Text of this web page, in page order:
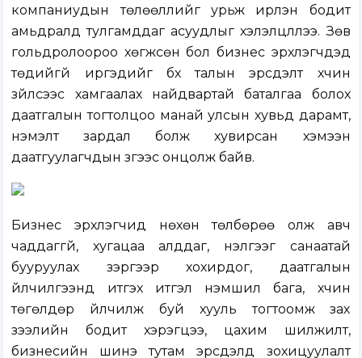
компаниудын төлөөллийг урьж ирүүлэн бодит
амьдралд тулгамддаг асуудлыг хэлэлцүүллээ. Зөв
гольдролоороо хөгжсөн бол бизнес эрхлэгчдэд
төдийгүй иргэдийг бүх талын эрсдэлт хүчин
зүйлсээс хамгаалах найдвартай баталгаа болох
даатгалын тогтолцоо манай улсын хувьд дарамт,
нэмэлт зардал болж хувирсан хэмээн
даатгуулагчдын зүгээс онцолж байв.
Бизнес эрхлэгчид нөхөн төлбөрөө олж авч
чаддаггүй, хугацаа алддаг, үнэлгээг санаатай
бууруулах зэргээр хохирдог, даатгалын
үйлчилгээнд итгэх итгэл үнэмшил бага, хүчин
төгөлдөр үйлчилж буй хууль тогтоомж зах
зээлийн бодит хэрэгцээ, цахим шилжилт,
бизнесийн шинэ тутам эрсдэлд зохицуулалт